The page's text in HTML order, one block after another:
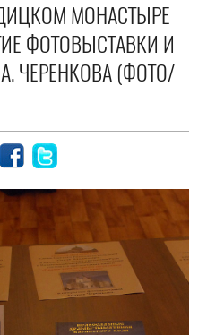
МОНАСТЫРЕ
ФОТОВЫСТАВКИ И
ЧЕРЕНКОВА (ФОТО/